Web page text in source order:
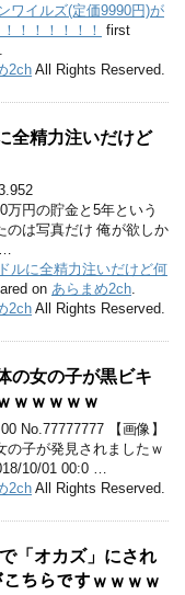
ワイルズ(定価9990円)が
！！！！！！ first
2ch All Rights Reserved.
全精力注いだけど
万円の貯金と5年という
のは写真だけ 俺が欲しか
ルに全精力注いだけど何
on あらまめ2ch
2ch All Rights Reserved.
の女の子が黒ビキ
ｗｗｗｗｗ
No.77777777 【画像】
の子が発見されましたｗ
10/01 00:0 …
2ch All Rights Reserved.
「オカズ」にされ
ちらですｗｗｗｗ